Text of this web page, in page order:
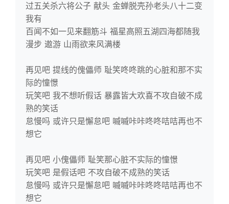
过五关杀六将公子 献头 金蝉脱壳孙老头八十二变
我有
百闻不如一见来翻筋斗 福星高照五湖四海都随我
漫步 遨游 山雨欲来风满楼
再见吧 提线的傀儡师 耻笑咚咚跳的心脏和那不实
际的憧憬
玩笑吧 我不想听假话 暴露皆大欢喜不攻自破不成
熟的笑话
怠慢吗 或许只是懈怠吧 嘁嘁咔咔咚咚咭咭再也不
想它
再见吧 小傀儡师 耻笑那心脏不实际的憧憬
玩笑吧 是假话吧 不攻自破不成熟的笑话
怠慢吗 或许只是懈怠吧 嘁嘁咔咔咚咚咭咭再也不
想它